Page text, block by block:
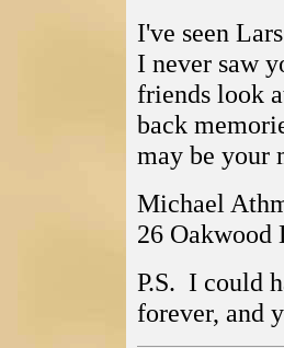
I've seen
I never saw
friends look
back
may be your
Michael
26
P.S. I could
forever, and